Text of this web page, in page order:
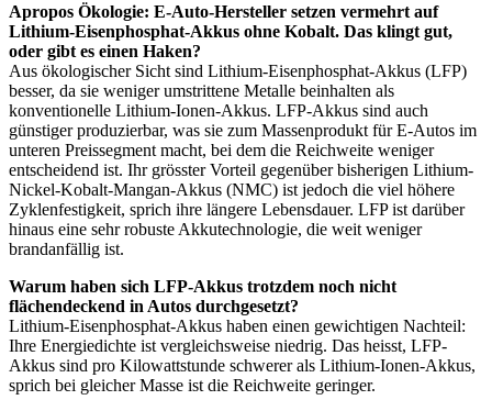
Apropos Ökologie: E-Auto-Hersteller setzen vermehrt auf
Lithium-Eisenphosphat-Akkus ohne Kobalt. Das klingt gut,
oder gibt es einen Haken?
Aus ökologischer Sicht sind Lithium-Eisenphosphat-Akkus (LFP)
besser, da sie weniger umstrittene Metalle beinhalten als
konventionelle Lithium-Ionen-Akkus. LFP-Akkus sind auch
günstiger produzierbar, was sie zum Massenprodukt für E-Autos im
unteren Preissegment macht, bei dem die Reichweite weniger
entscheidend ist. Ihr grösster Vorteil gegenüber bisherigen Lithium-
Nickel-Kobalt-Mangan-Akkus (NMC) ist jedoch die viel höhere
Zyklenfestigkeit, sprich ihre längere Lebensdauer. LFP ist darüber
hinaus eine sehr robuste Akkutechnologie, die weit weniger
brandanfällig ist.
Warum haben sich LFP-Akkus trotzdem noch nicht
flächendeckend in Autos durchgesetzt?
Lithium-Eisenphosphat-Akkus haben einen gewichtigen Nachteil:
Ihre Energiedichte ist vergleichsweise niedrig. Das heisst, LFP-
Akkus sind pro Kilowattstunde schwerer als Lithium-Ionen-Akkus,
sprich bei gleicher Masse ist die Reichweite geringer.